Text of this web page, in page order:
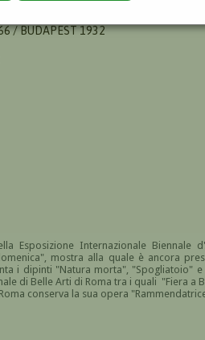
/ BUDAPEST 1932
Esposizione Internazionale Biennale
mostra alla quale è ancora
i dipinti "Natura morta", "Spogliatoio"
di Belle Arti di Roma tra i quali "Fiera a
conserva la sua opera